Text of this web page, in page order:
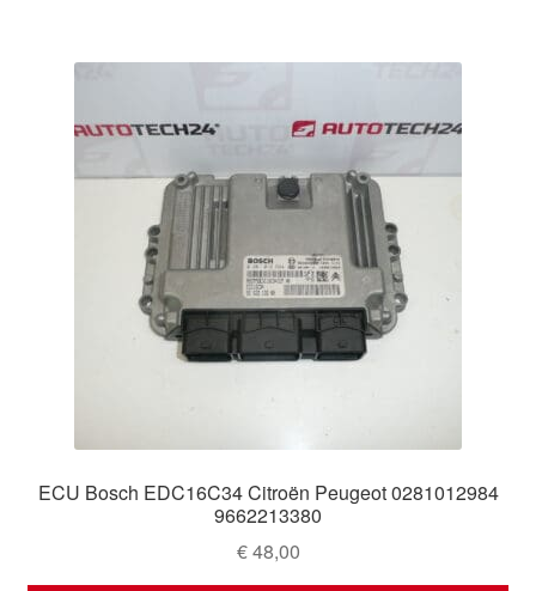
ECU Bosch EDC16C34 Citroën Peugeot 0281012984
9662213380
€48,00